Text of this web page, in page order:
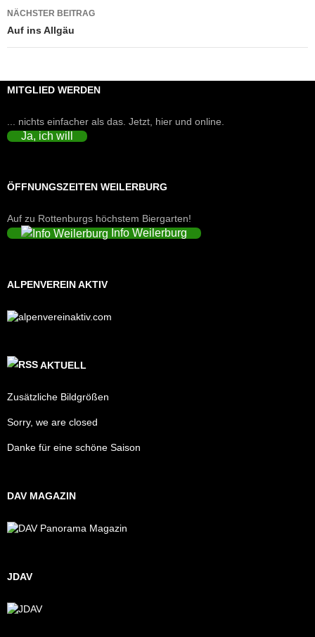
NÄCHSTER BEITRAG
Auf ins Allgäu
MITGLIED WERDEN
... nichts einfacher als das. Jetzt, hier und online.
Ja, ich will
ÖFFNUNGSZEITEN WEILERBURG
Auf zu Rottenburgs höchstem Biergarten!
Info Weilerburg
ALPENVEREIN AKTIV
AKTUELL
Zusätzliche Bildgrößen
Sorry, we are closed
Danke für eine schöne Saison
DAV MAGAZIN
JDAV